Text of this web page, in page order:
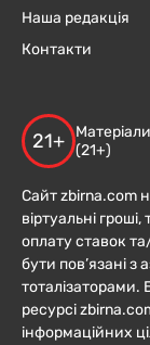
Наша редакція
Контакти
21+ (21+)
Сайт zbirna.com
віртуальні
оплату ставок
бути пов’язані
тоталізаторами.
ресурсі
інформаційних